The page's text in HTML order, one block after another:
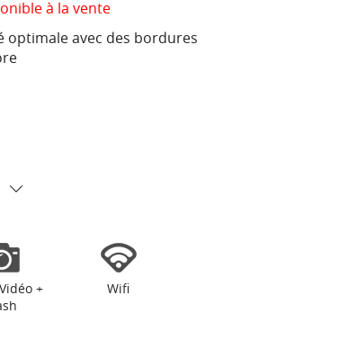
à la vente
avec des bordures
+
Wifi